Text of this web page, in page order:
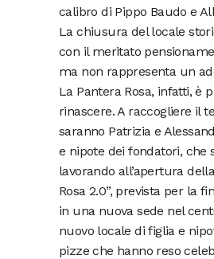
calibro di Pippo Baudo e
La chiusura del locale
con il meritato
ma non rappresenta un
La Pantera Rosa, infatti, è
rinascere. A raccogliere il
saranno Patrizia e
e nipote dei fondatori, che
lavorando all’apertura
Rosa 2.0”, prevista per la
in una nuova sede nel
nuovo locale di figlia e
pizze che hanno reso